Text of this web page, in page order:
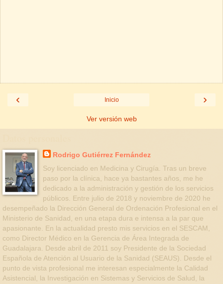
‹ ›
Inicio
Ver versión web
Rodrigo Gutiérrez Fernández
Soy licenciado en Medicina y Cirugía. Tras un breve
paso por la clínica, hace ya bastantes años, me he
dedicado a la administración y gestión de los servicios
públicos. Entre julio de 2018 y noviembre de 2020 he
desempeñado la Dirección General de Ordenación Profesional en el
Ministerio de Sanidad, en una etapa dura e intensa a la par que
apasionante. En la actualidad presto mis servicios en el SESCAM,
como Director Médico en la Gerencia de Área Integrada de
Guadalajara. Desde abril de 2011 soy Presidente de la Sociedad
Española de Atención al Usuario de la Sanidad (SEAUS). Desde el
punto de vista profesional me interesan especialmente la Calidad
Asistencial, la Investigación en Sistemas y Servicios de Salud, la